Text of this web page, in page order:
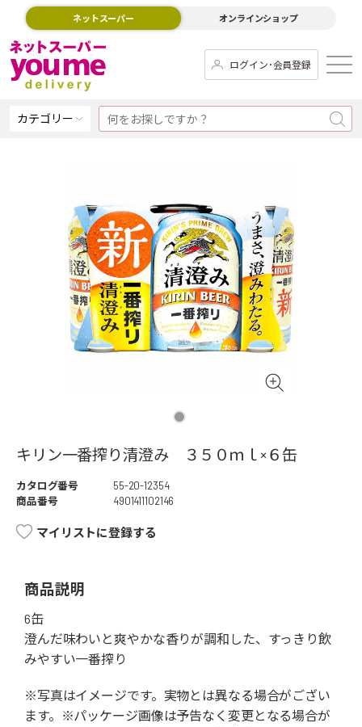
ネットスーパー オンラインショップ
ログイン･会員登録
カテゴリー
キリン一番搾り清澄み ３５０ｍｌ×６缶
カタログ番号
55-20-12354
商品番号
4901411102146
マイリストに登録する
商品説明
6缶
澄んだ味わいと爽やかな香りが調和した、すっきり飲
みやすい一番搾り
※写真はイメージです。実物とは異なる場合がござい
ます。※パッケージ画像は予告なく変更となる場合が